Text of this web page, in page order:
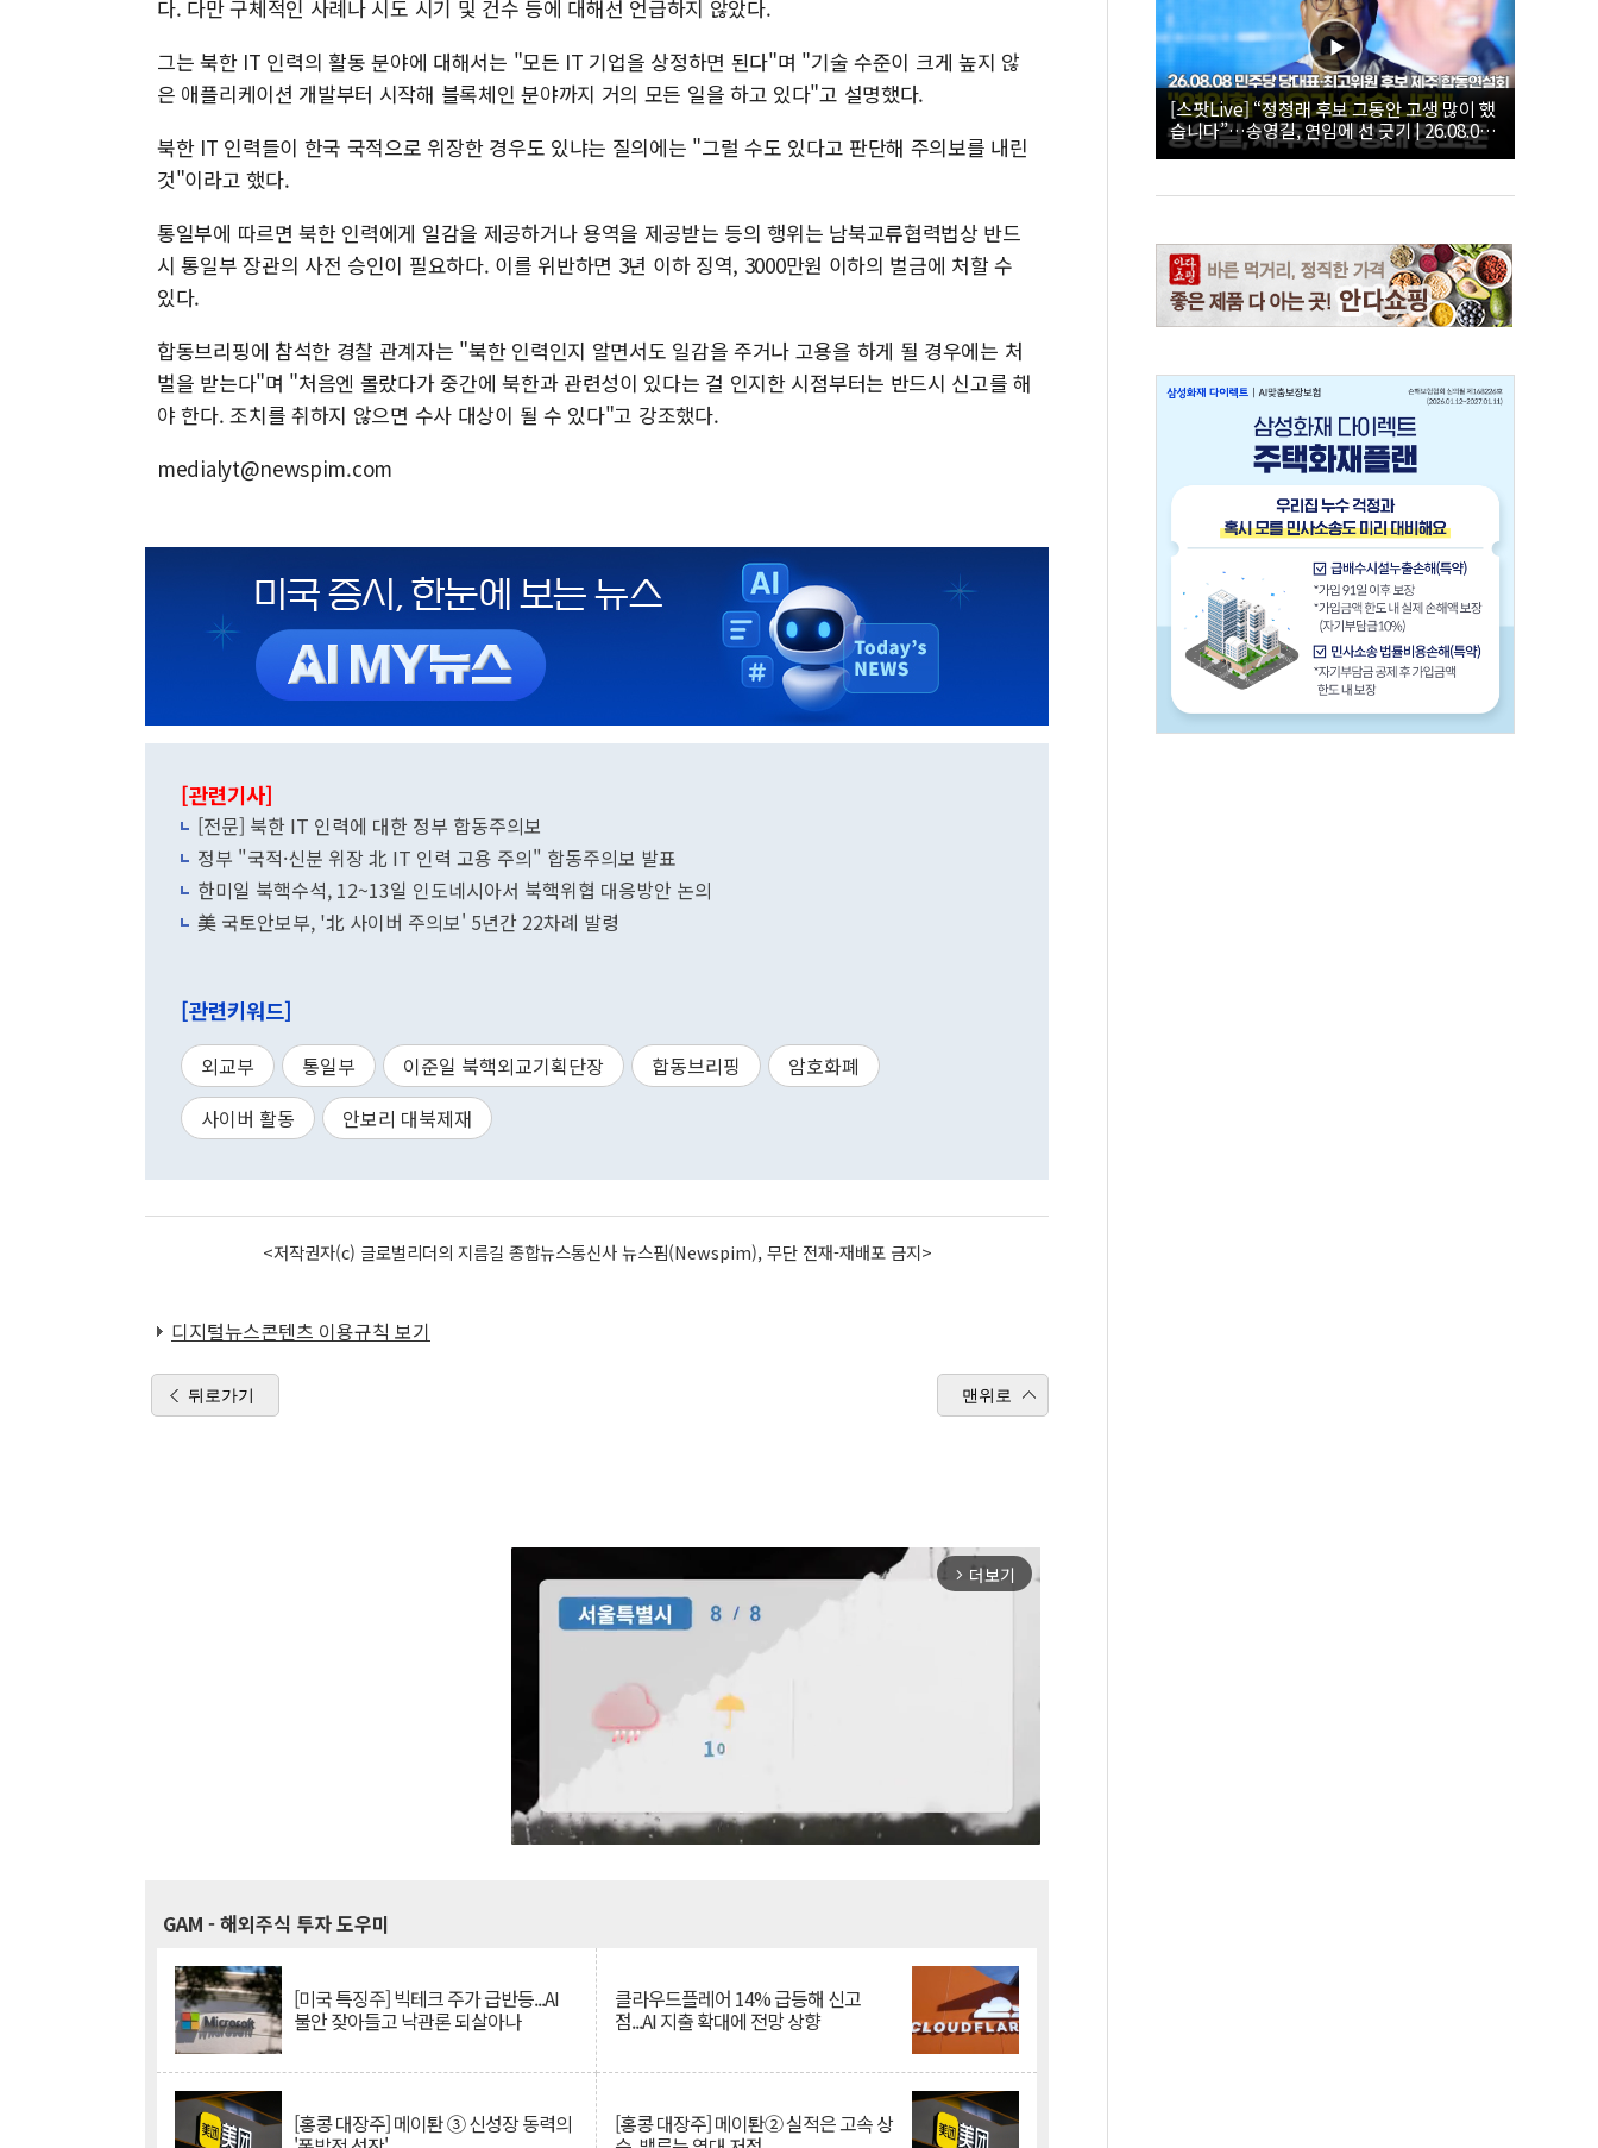
다. 다만 구체적인 사례나 시도 시기 및 건수 등에 대해선 언급하지 않았다.
그는 북한 IT 인력의 활동 분야에 대해서는 "모든 IT 기업을 상정하면 된다"며 "기술 수준이 크게 높지 않
은 애플리케이션 개발부터 시작해 블록체인 분야까지 거의 모든 일을 하고 있다"고 설명했다.
북한 IT 인력들이 한국 국적으로 위장한 경우도 있냐는 질의에는 "그럴 수도 있다고 판단해 주의보를 내린
것"이라고 했다.
통일부에 따르면 북한 인력에게 일감을 제공하거나 용역을 제공받는 등의 행위는 남북교류협력법상 반드
시 통일부 장관의 사전 승인이 필요하다. 이를 위반하면 3년 이하 징역, 3000만원 이하의 벌금에 처할 수
있다.
합동브리핑에 참석한 경찰 관계자는 "북한 인력인지 알면서도 일감을 주거나 고용을 하게 될 경우에는 처
벌을 받는다"며 "처음엔 몰랐다가 중간에 북한과 관련성이 있다는 걸 인지한 시점부터는 반드시 신고를 해
야 한다. 조치를 취하지 않으면 수사 대상이 될 수 있다"고 강조했다.
medialyt@newspim.com
[관련기사]
[전문] 북한 IT 인력에 대한 정부 합동주의보
정부 "국적·신분 위장 北 IT 인력 고용 주의" 합동주의보 발표
한미일 북핵수석, 12~13일 인도네시아서 북핵위협 대응방안 논의
美 국토안보부, '北 사이버 주의보' 5년간 22차례 발령
[관련키워드]
외교부 통일부 이준일 북핵외교기획단장 합동브리핑
암호화폐
사이버 활동
안보리 대북제재
<저작권자(c) 글로벌리더의 지름길 종합뉴스통신사 뉴스핌(Newspim), 무단 전재-재배포 금지>
디지털뉴스콘텐츠 이용규칙 보기
뒤로가기 맨위로
arrow_forward_ios 더보기
GAM - 해외주식 투자 도우미
[미국 특징주] 빅테크 주가 급반등...AI
불안 잦아들고 낙관론 되살아나
클라우드플레어 14% 급등해 신고
점...AI 지출 확대에 전망 상향
[홍콩 대장주] 메이퇀 ③ 신성장 동력의 [홍콩 대장주] 메이퇀② 실적은 고속 상
[스팟Live] “정청래 후보 그동안 고생 많이 했
습니다”…송영길, 연임에 선 긋기 | 26.08.08
더불어민주당 당대표·최고위원 후보 제주 합